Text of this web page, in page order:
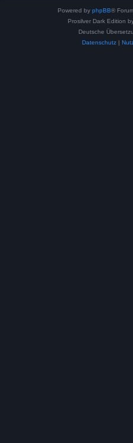
Powered by phpBB®
Prosilver Dark Edition
Deutsche
Datenschutz|